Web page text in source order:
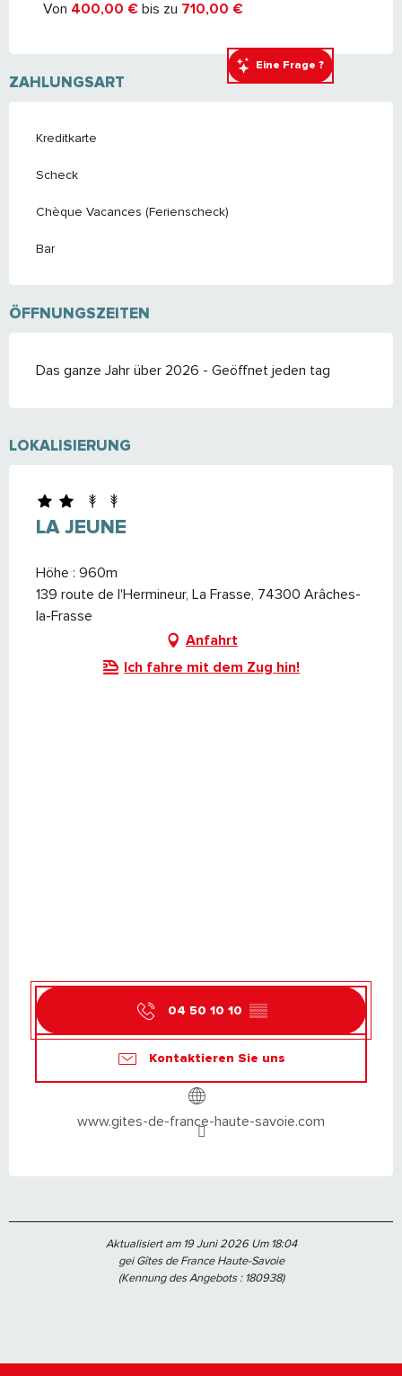
Eine Frage ?
Von 400,00 € bis zu 710,00 €
ZAHLUNGSART
Kreditkarte
Scheck
Chèque Vacances (Ferienscheck)
Bar
ÖFFNUNGSZEITEN
Das ganze Jahr über 2026 - Geöffnet jeden tag
LOKALISIERUNG
LA JEUNE
Höhe : 960m
139 route de l'Hermineur, La Frasse, 74300 Arâches-
la-Frasse
Anfahrt
Ich fahre mit dem Zug hin!
04 50 10 10 ▒▒
Kontaktieren Sie uns
www.gites-de-france-haute-savoie.com
Aktualisiert am 19 Juni 2026 Um 18:04
gei Gîtes de France Haute-Savoie
(Kennung des Angebots : 180938)